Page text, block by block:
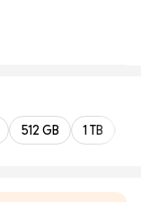
512 GB 1 TB